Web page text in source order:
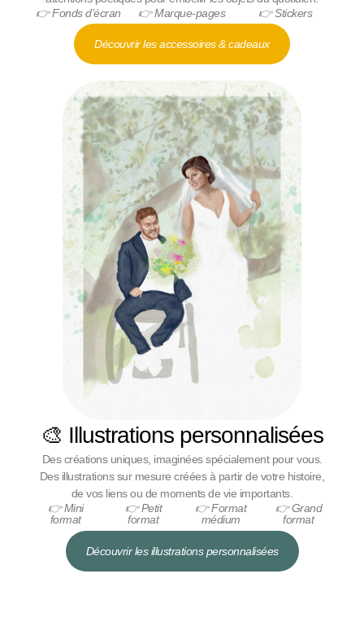
👉Fonds d’écran 👉Marque-pages 👉Stickers
Découvrir les accessoires & cadeaux
🎨 Illustrations personnalisées
Des créations uniques, imaginées spécialement pour vous.
Des illustrations sur mesure créées à partir de votre histoire,
de vos liens ou de moments de vie importants.
👉 Mini
format
👉 Petit
format
👉 Format
médium
👉 Grand
format
Découvrir les illustrations personnalisées